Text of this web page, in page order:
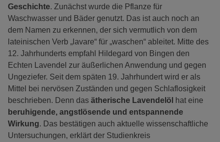
Geschichte. Zunächst wurde die Pflanze für
Waschwasser und Bäder genutzt. Das ist auch noch an
dem Namen zu erkennen, der sich vermutlich von dem
lateinischen Verb „lavare“ für „waschen“ ableitet. Mitte des
12. Jahrhunderts empfahl Hildegard von Bingen den
Echten Lavendel zur äußerlichen Anwendung und gegen
Ungeziefer. Seit dem späten 19. Jahrhundert wird er als
Mittel bei nervösen Zuständen und gegen Schlaflosigkeit
beschrieben. Denn das ätherische Lavendelöl
hat eine
beruhigende, angstlösende und entspannende
Wirkung. Das bestätigen auch aktuelle wissenschaftliche
Untersuchungen, erklärt der Studienkreis